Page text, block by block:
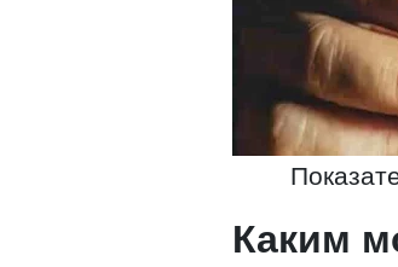
Каким